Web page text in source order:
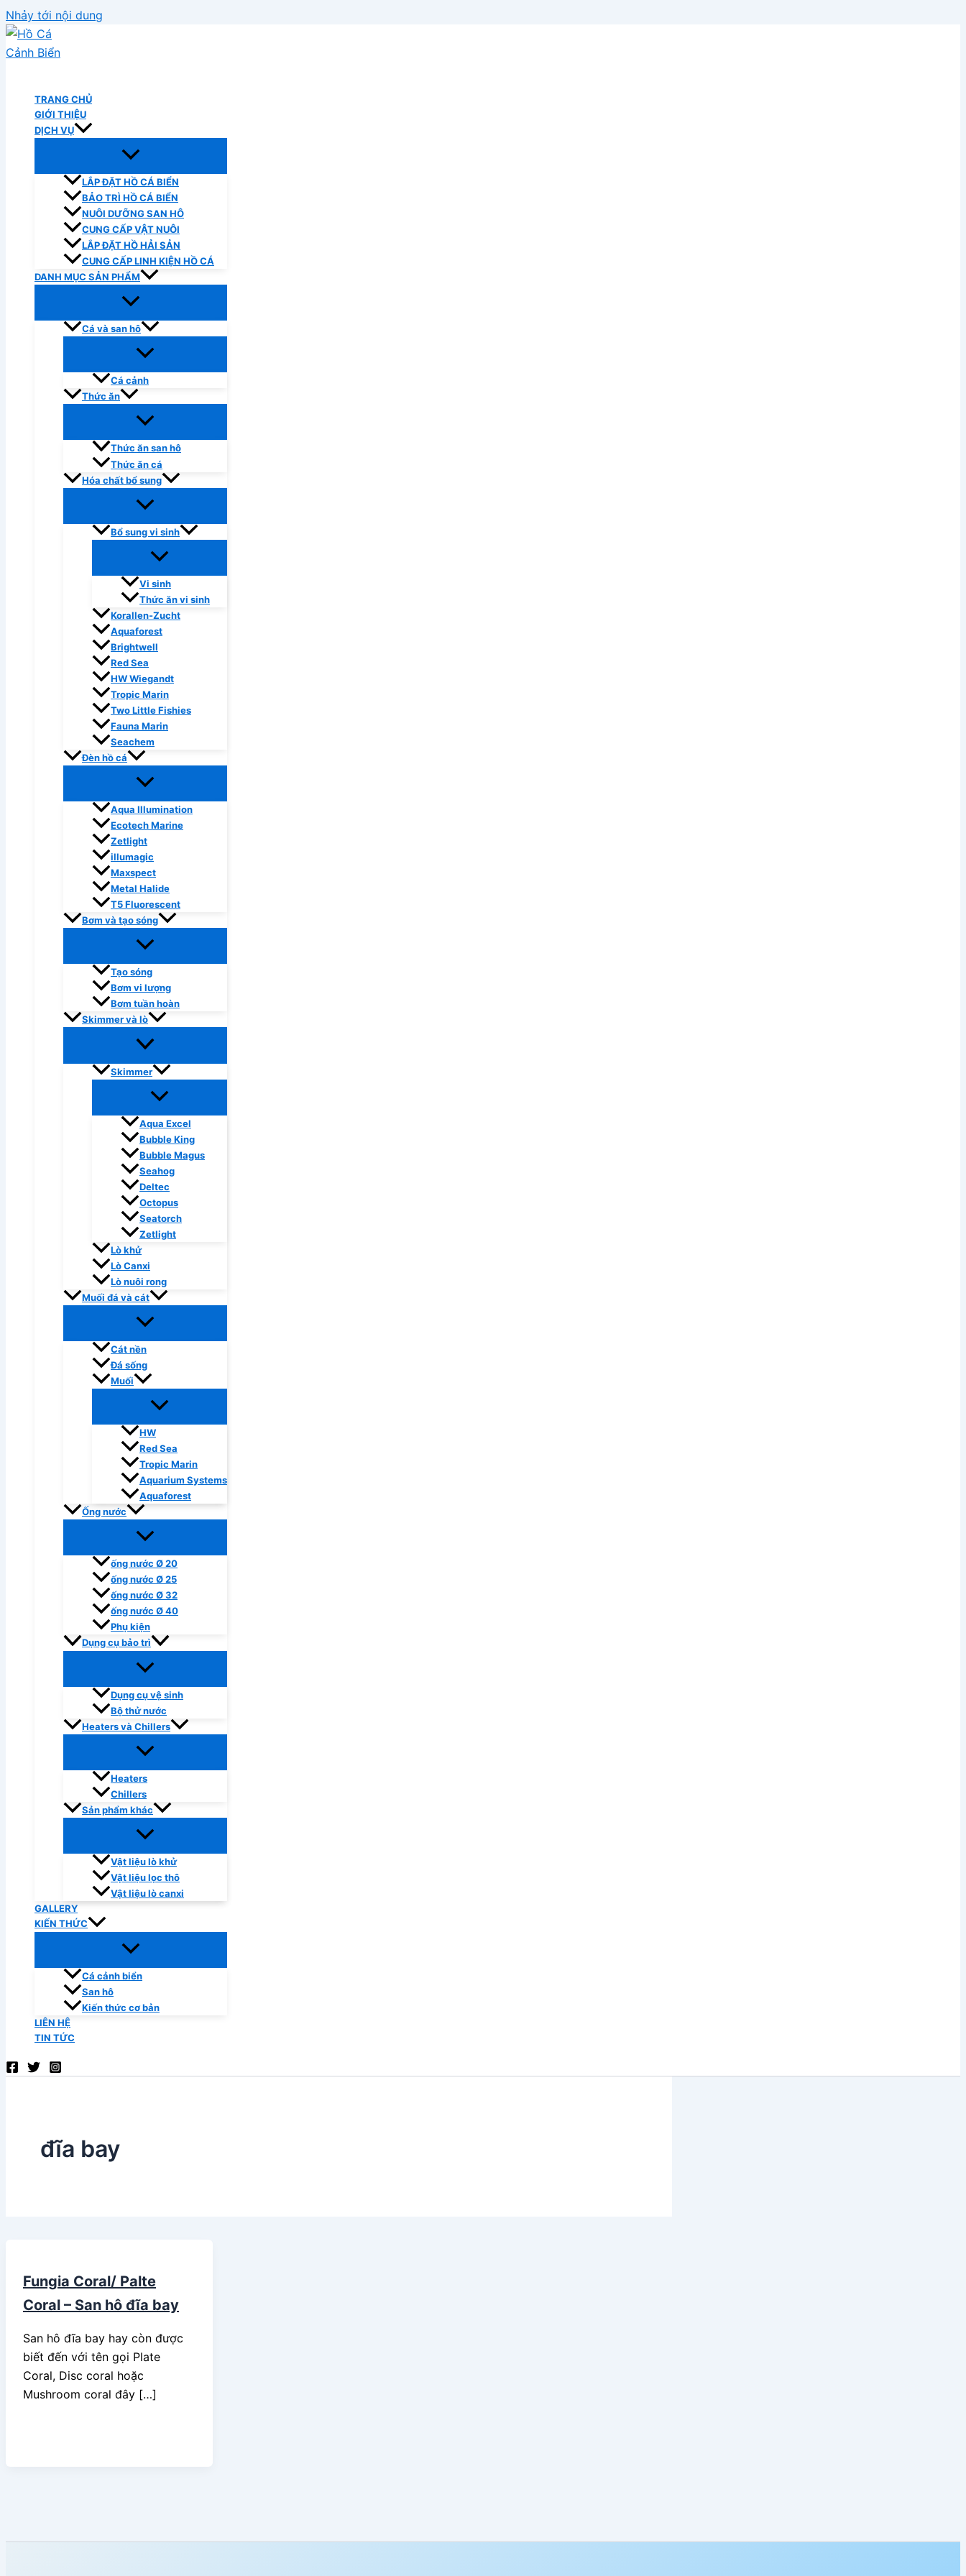
Nhảy tới nội dung
TRANG CHỦ
GIỚI THIỆU
DỊCH VỤ
LẮP ĐẶT HỒ CÁ BIỂN
BẢO TRÌ HỒ CÁ BIỂN
NUÔI DƯỠNG SAN HÔ
CUNG CẤP VẬT NUÔI
LẮP ĐẶT HỒ HẢI SẢN
CUNG CẤP LINH KIỆN HỒ CÁ
DANH MỤC SẢN PHẨM
Cá và san hô
Cá cảnh
Thức ăn
Thức ăn san hô
Thức ăn cá
Hóa chất bổ sung
Bổ sung vi sinh
Vi sinh
Thức ăn vi sinh
Korallen-Zucht
Aquaforest
Brightwell
Red Sea
HW Wiegandt
Tropic Marin
Two Little Fishies
Fauna Marin
Seachem
Đèn hồ cá
Aqua Illumination
Ecotech Marine
Zetlight
illumagic
Maxspect
Metal Halide
T5 Fluorescent
Bơm và tạo sóng
Tạo sóng
Bơm vi lượng
Bơm tuần hoàn
Skimmer và lò
Skimmer
Aqua Excel
Bubble King
Bubble Magus
Seahog
Deltec
Octopus
Seatorch
Zetlight
Lò khử
Lò Canxi
Lò nuôi rong
Muối đá và cát
Cát nền
Đá sống
Muối
HW
Red Sea
Tropic Marin
Aquarium Systems
Aquaforest
Ống nước
ống nước Ø 20
ống nước Ø 25
ống nước Ø 32
ống nước Ø 40
Phụ kiện
Dụng cụ bảo trì
Dụng cụ vệ sinh
Bộ thử nước
Heaters và Chillers
Heaters
Chillers
Sản phẩm khác
Vật liệu lò khử
Vật liệu lọc thô
Vật liệu lò canxi
GALLERY
KIẾN THỨC
Cá cảnh biển
San hô
Kiến thức cơ bản
LIÊN HỆ
TIN TỨC
đĩa bay
Fungia Coral/ Palte
Coral – San hô đĩa bay
San hô đĩa bay hay còn được
biết đến với tên gọi Plate
Coral, Disc coral hoặc
Mushroom coral đây […]